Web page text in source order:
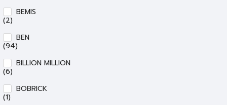
BEMIS
(2)
BEN
(94)
BILLION MILLION
(6)
BOBRICK
(1)